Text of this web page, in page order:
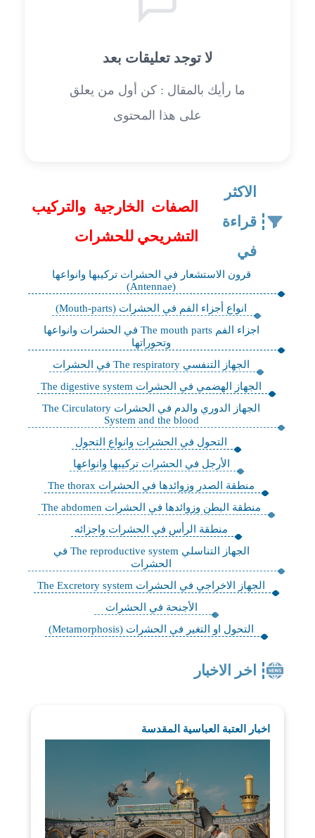
لا توجد تعليقات بعد
ما رأيك بالمقال : كن أول من يعلق
على هذا المحتوى
الاكثر
قراءة
في
الصفات الخارجية والتركيب
التشريحي للحشرات
قرون الاستشعار في الحشرات تركيبها وانواعها
(Antennae)
انواع أجزاء الفم في الحشرات (Mouth-parts)
اجزاء الفم The mouth parts في الحشرات وانواعها
وتحوراتها
الجهاز التنفسي The respiratory في الحشرات
الجهاز الهضمي في الحشرات The digestive system
الجهاز الدوري والدم في الحشرات The Circulatory
System and the blood
التحول في الحشرات وانواع التحول
الأرجل في الحشرات تركيبها وانواعها
منطقة الصدر وزوائدها في الحشرات The thorax
منطقة البطن وزوائدها في الحشرات The abdomen
منطقة الرأس في الحشرات واجزائه
الجهاز التناسلي The reproductive system في
الحشرات
الجهاز الاخراجي في الحشرات The Excretory system
الأجنحة في الحشرات
التحول او التغير في الحشرات (Metamorphosis)
اخر الاخبار
اخبار العتبة العباسية المقدسة